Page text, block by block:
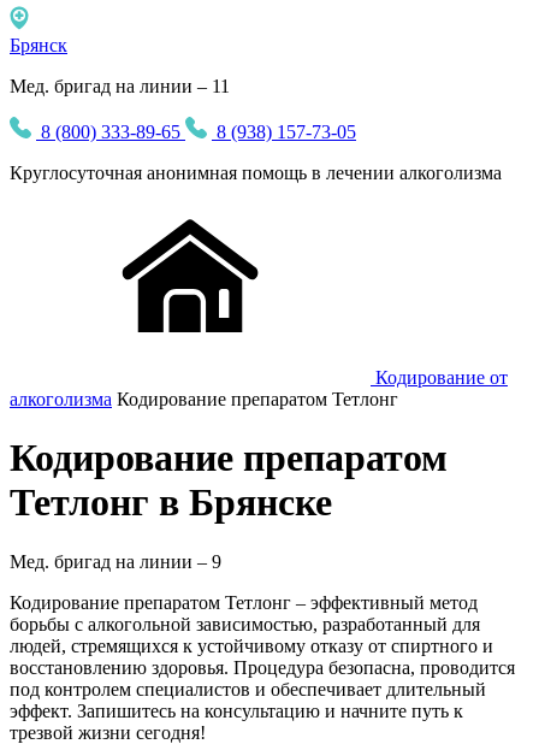
Брянск
Мед. бригад на линии – 11
8 (800) 333-89-65
8 (938) 157-73-05
Круглосуточная анонимная помощь в лечении алкоголизма
Кодирование от
алкоголизма Кодирование препаратом Тетлонг
Кодирование препаратом
Тетлонг в Брянске
Мед. бригад на линии – 9
Кодирование препаратом Тетлонг – эффективный метод
борьбы с алкогольной зависимостью, разработанный для
людей, стремящихся к устойчивому отказу от спиртного и
восстановлению здоровья. Процедура безопасна, проводится
под контролем специалистов и обеспечивает длительный
эффект. Запишитесь на консультацию и начните путь к
трезвой жизни сегодня!